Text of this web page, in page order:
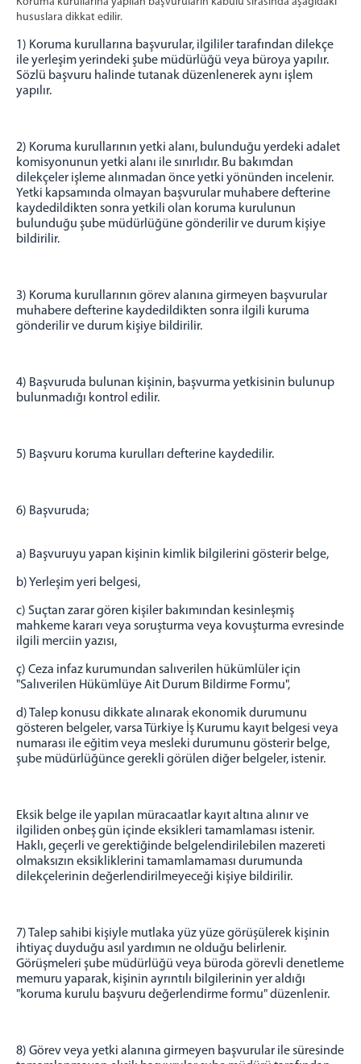
hususlara dikkat edilir.
1) Koruma kurullarına başvurular, ilgililer tarafından dilekçe
ile yerleşim yerindeki şube müdürlüğü veya büroya yapılır.
Sözlü başvuru halinde tutanak düzenlenerek aynı işlem
yapılır.
2) Koruma kurullarının yetki alanı, bulunduğu yerdeki adalet
komisyonunun yetki alanı ile sınırlıdır. Bu bakımdan
dilekçeler işleme alınmadan önce yetki yönünden incelenir.
Yetki kapsamında olmayan başvurular muhabere defterine
kaydedildikten sonra yetkili olan koruma kurulunun
bulunduğu şube müdürlüğüne gönderilir ve durum kişiye
bildirilir.
3) Koruma kurullarının görev alanına girmeyen başvurular
muhabere defterine kaydedildikten sonra ilgili kuruma
gönderilir ve durum kişiye bildirilir.
4) Başvuruda bulunan kişinin, başvurma yetkisinin bulunup
bulunmadığı kontrol edilir.
5) Başvuru koruma kurulları defterine kaydedilir.
6) Başvuruda;
a) Başvuruyu yapan kişinin kimlik bilgilerini gösterir belge,
b) Yerleşim yeri belgesi,
c) Suçtan zarar gören kişiler bakımından kesinleşmiş
mahkeme kararı veya soruşturma veya kovuşturma evresinde
ilgili merciin yazısı,
ç) Ceza infaz kurumundan salıverilen hükümlüler için
"Salıverilen Hükümlüye Ait Durum Bildirme Formu",
d) Talep konusu dikkate alınarak ekonomik durumunu
gösteren belgeler, varsa Türkiye İş Kurumu kayıt belgesi veya
numarası ile eğitim veya mesleki durumunu gösterir belge,
şube müdürlüğünce gerekli görülen diğer belgeler, istenir.
Eksik belge ile yapılan müracaatlar kayıt altına alınır ve
ilgiliden onbeş gün içinde eksikleri tamamlaması istenir.
Haklı, geçerli ve gerektiğinde belgelendirilebilen mazereti
olmaksızın eksikliklerini tamamlamaması durumunda
dilekçelerinin değerlendirilmeyeceği kişiye bildirilir.
7) Talep sahibi kişiyle mutlaka yüz yüze görüşülerek kişinin
ihtiyaç duyduğu asıl yardımın ne olduğu belirlenir.
Görüşmeleri şube müdürlüğü veya büroda görevli denetleme
memuru yaparak, kişinin ayrıntılı bilgilerinin yer aldığı
"koruma kurulu başvuru değerlendirme formu" düzenlenir.
8) Görev veya yetki alanına girmeyen başvurular ile süresinde